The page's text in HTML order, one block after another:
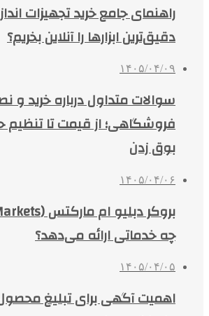
راهنمای جامع خرید تجهیزات
دقیق‌ترین ابزارها را آنلاین بخریم؟
۱۴۰۵/۰۴/۰۹
سوالات متداول درباره خرید
فروشگاهی؛ از قیمت تا
بوق زدن
۱۴۰۵/۰۴/۰۶
چه خدماتی ارائه می‌دهد؟
۱۴۰۵/۰۴/۰۵
اهمیت آگهی برای تبلیغ